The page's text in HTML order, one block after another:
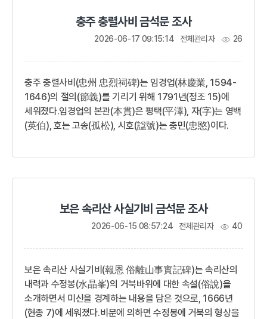
충주 충렬사비 금석문 조사
전체관리자 26
충주 충렬사비(忠州 忠烈祠碑)는 임경업(林慶業, 1594-
1646)의 절의(節義)를 기리기 위해 1791년(정조 15)에
세워졌다.임경업의 본관(本貫)은 평택(平澤), 자(字)는 영백
(英伯), 호는 고송(孤松), 시호(諡號)는 충민(忠愍)이다.
7대손으로 아버지는 임황(林葟, ?-?)이다. 1618년(광해군
(嘉善大夫)에 올랐다. 이후 용양위부호군(龍驤衛副護軍),
검산산성방어사(劒山山城防禦使), 청북방어사
2026-06-17 09:15:14
보은 속리산 사실기비 금석문 조사
전체관리자 40
보은 속리산 사실기비(報恩 俗離山事實記碑)는 속리산의
내력과 수정봉(水晶峯)의 거북바위에 대한 속설(俗說)을
소개하면서 미신을 경계하는 내용을 담은 것으로, 1666년
(현종 7)에 세워졌다.비문에 의하면 수정봉에 거북의 형상을
2026-06-15 08:57:24